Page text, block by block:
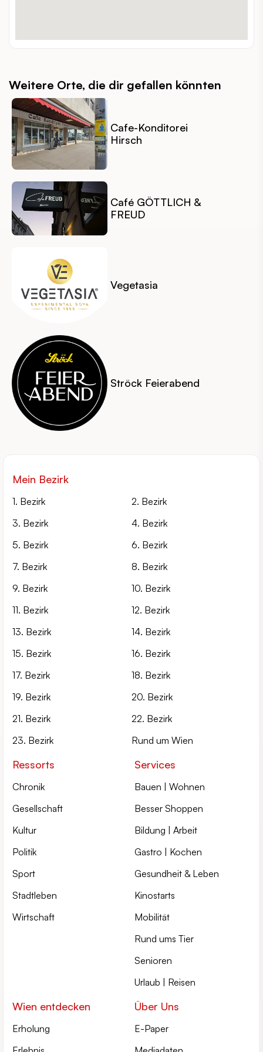
Weitere Orte, die dir gefallen könnten
Cafe-Konditorei
Hirsch
Café GÖTTLICH &
FREUD
Vegetasia
Ströck Feierabend
Mein Bezirk
1. Bezirk
2. Bezirk
3. Bezirk
4. Bezirk
5. Bezirk
6. Bezirk
7. Bezirk
8. Bezirk
9. Bezirk
10. Bezirk
11. Bezirk
12. Bezirk
13. Bezirk
14. Bezirk
15. Bezirk
16. Bezirk
17. Bezirk
18. Bezirk
19. Bezirk
20. Bezirk
21. Bezirk
22. Bezirk
23. Bezirk
Rund um Wien
Ressorts
Chronik
Gesellschaft
Kultur
Politik
Sport
Stadtleben
Wirtschaft
Services
Bauen | Wohnen
Besser Shoppen
Bildung | Arbeit
Gastro | Kochen
Gesundheit & Leben
Kinostarts
Mobilität
Rund ums Tier
Senioren
Urlaub | Reisen
Wien entdecken
Erholung
Über Uns
E-Paper